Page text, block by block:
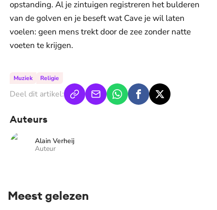
opstanding. Al je zintuigen registreren het bulderen
van de golven en je beseft wat Cave je wil laten
voelen: geen mens trekt door de zee zonder natte
voeten te krijgen.
Muziek Religie
Deel dit artikel:
Auteurs
Alain Verheij
Auteur
Meest gelezen